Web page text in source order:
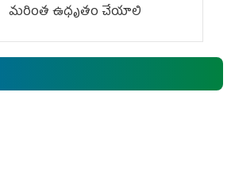
మరింత ఉధృతం చేయాలి